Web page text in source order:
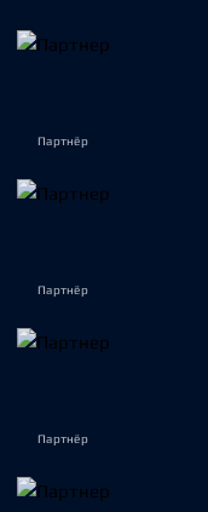
Партнёр
Партнёр
Партнёр